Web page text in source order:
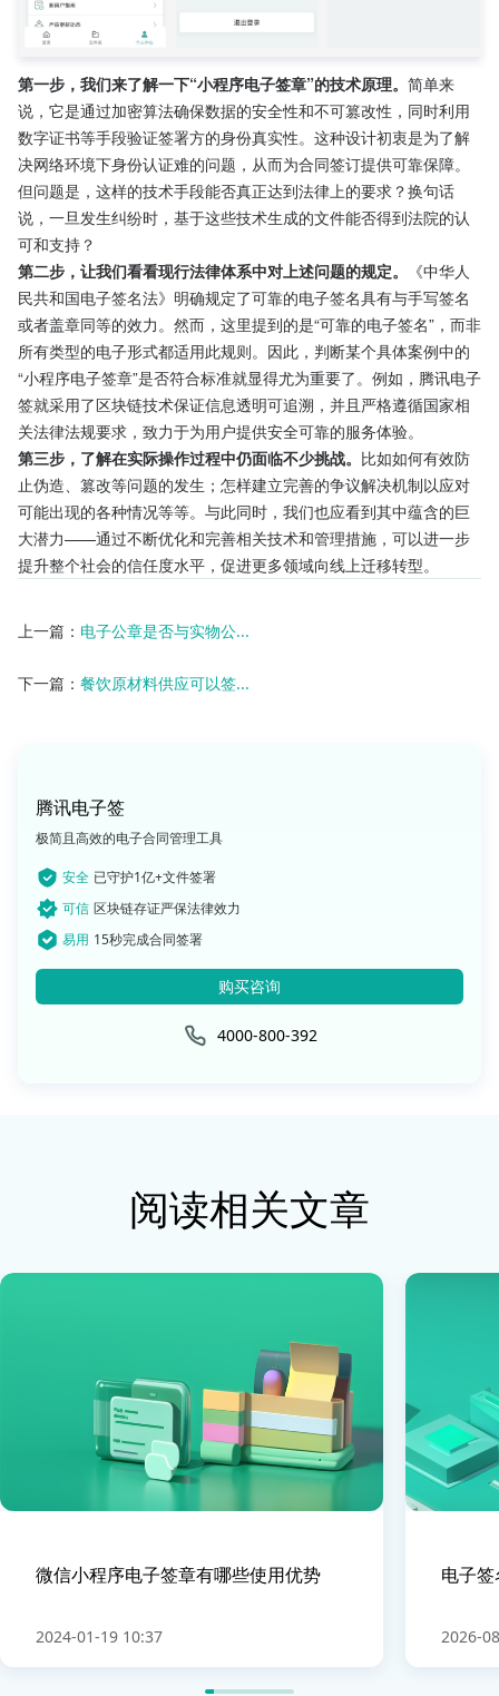
第一步，我们来了解一下“小程序电子签章”的技术原理。 简单来
说，它是通过加密算法确保数据的安全性和不可篡改性，同时利用
数字证书等手段验证签署方的身份真实性。这种设计初衷是为了解
决网络环境下身份认证难的问题，从而为合同签订提供可靠保障。
但问题是，这样的技术手段能否真正达到法律上的要求？换句话
说，一旦发生纠纷时，基于这些技术生成的文件能否得到法院的认
可和支持？
第二步，让我们看看现行法律体系中对上述问题的规定。
《中华人
民共和国电子签名法》明确规定了可靠的电子签名具有与手写签名
或者盖章同等的效力。然而，这里提到的是“可靠的电子签名”，而非
所有类型的电子形式都适用此规则。因此，判断某个具体案例中的
“小程序电子签章”是否符合标准就显得尤为重要了。例如，腾讯电子
签就采用了区块链技术保证信息透明可追溯，并且严格遵循国家相
关法律法规要求，致力于为用户提供安全可靠的服务体验。
第三步，了解在实际操作过程中仍面临不少挑战。 比如如何有效防
止伪造、篡改等问题的发生；怎样建立完善的争议解决机制以应对
可能出现的各种情况等等。与此同时，我们也应看到其中蕴含的巨
大潜力——通过不断优化和完善相关技术和管理措施，可以进一步
提升整个社会的信任度水平，促进更多领域向线上迁移转型。
上一篇： 电子公章是否与实物公...
下一篇： 餐饮原材料供应可以签...
腾讯电子签
极简且高效的电子合同管理工具
安全 已守护1亿+文件签署
可信 区块链存证严保法律效力
易用 15秒完成合同签署
购买咨询
4000-800-392
阅读相关文章
微信小程序电子签章有哪些使用优势
2024-01-19 10:37
电子
2026-